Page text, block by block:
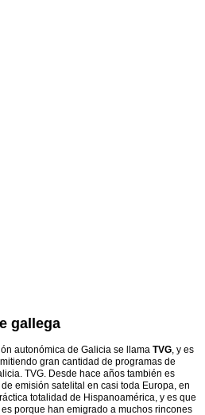
gallega
autonómica de Galicia se llama TVG, y es
gran cantidad de programas de
TVG. Desde hace años también es
emisión satelital en casi toda Europa, en
totalidad de Hispanoamérica, y es que
porque han emigrado a muchos rincones